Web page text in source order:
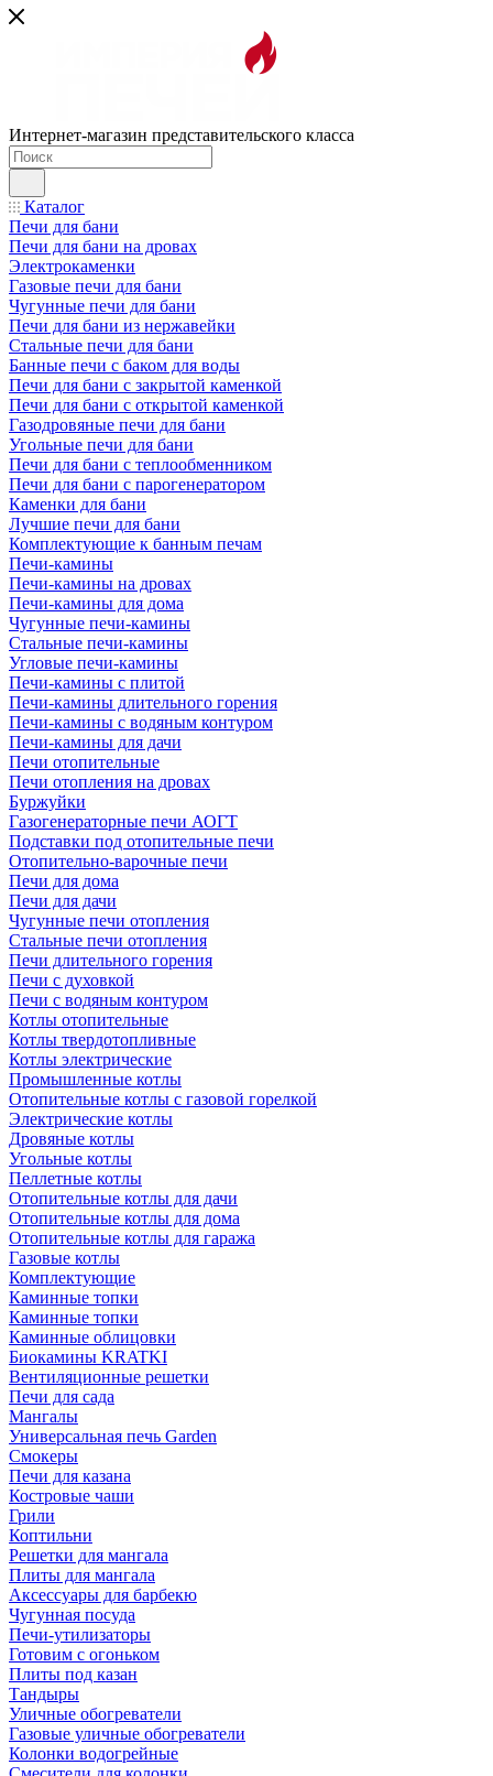
Интернет-магазин представительского класса
Каталог
Печи для бани
Печи для бани на дровах
Электрокаменки
Газовые печи для бани
Чугунные печи для бани
Печи для бани из нержавейки
Стальные печи для бани
Банные печи с баком для воды
Печи для бани с закрытой каменкой
Печи для бани с открытой каменкой
Газодровяные печи для бани
Угольные печи для бани
Печи для бани с теплообменником
Печи для бани с парогенератором
Каменки для бани
Лучшие печи для бани
Комплектующие к банным печам
Печи-камины
Печи-камины на дровах
Печи-камины для дома
Чугунные печи-камины
Стальные печи-камины
Угловые печи-камины
Печи-камины с плитой
Печи-камины длительного горения
Печи-камины с водяным контуром
Печи-камины для дачи
Печи отопительные
Печи отопления на дровах
Буржуйки
Газогенераторные печи АОГТ
Подставки под отопительные печи
Отопительно-варочные печи
Печи для дома
Печи для дачи
Чугунные печи отопления
Стальные печи отопления
Печи длительного горения
Печи с духовкой
Печи с водяным контуром
Котлы отопительные
Котлы твердотопливные
Котлы электрические
Промышленные котлы
Отопительные котлы с газовой горелкой
Электрические котлы
Дровяные котлы
Угольные котлы
Пеллетные котлы
Отопительные котлы для дачи
Отопительные котлы для дома
Отопительные котлы для гаража
Газовые котлы
Комплектующие
Каминные топки
Каминные топки
Каминные облицовки
Биокамины KRATKI
Вентиляционные решетки
Печи для сада
Мангалы
Универсальная печь Garden
Смокеры
Печи для казана
Костровые чаши
Грили
Коптильни
Решетки для мангала
Плиты для мангала
Аксессуары для барбекю
Чугунная посуда
Печи-утилизаторы
Готовим с огоньком
Плиты под казан
Тандыры
Уличные обогреватели
Газовые уличные обогреватели
Колонки водогрейные